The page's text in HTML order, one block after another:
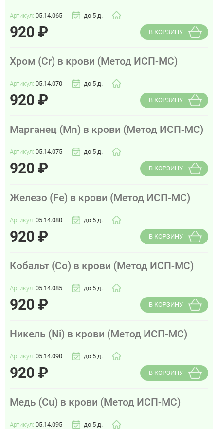
Артикул: 05.14.065 до 5 д.
920 ₽ В КОРЗИНУ
Хром (Cr) в крови (Метод ИСП-МС)
Артикул: 05.14.070 до 5 д.
920 ₽ В КОРЗИНУ
Марганец (Mn) в крови (Метод ИСП-МС)
Артикул: 05.14.075 до 5 д.
920 ₽ В КОРЗИНУ
Железо (Fe) в крови (Метод ИСП-МС)
Артикул: 05.14.080 до 5 д.
920 ₽ В КОРЗИНУ
Кобальт (Co) в крови (Метод ИСП-МС)
Артикул: 05.14.085 до 5 д.
920 ₽ В КОРЗИНУ
Никель (Ni) в крови (Метод ИСП-МС)
Артикул: 05.14.090 до 5 д.
920 ₽ В КОРЗИНУ
Медь (Cu) в крови (Метод ИСП-МС)
Артикул: 05.14.095 до 5 д.